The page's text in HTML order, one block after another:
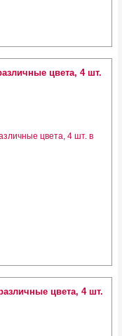
цвета, 4 шт.
цвета, 4 шт.